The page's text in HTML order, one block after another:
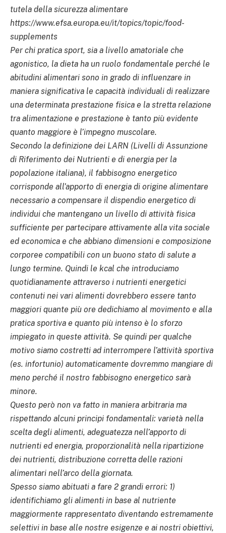
tutela della sicurezza alimentare
https://www.efsa.europa.eu/it/topics/topic/food-
supplements
Per chi pratica sport, sia a livello amatoriale che
agonistico, la dieta ha un ruolo fondamentale perché le
abitudini alimentari sono in grado di influenzare in
maniera significativa le capacità individuali di realizzare
una determinata prestazione fisica e la stretta relazione
tra alimentazione e prestazione è tanto più evidente
quanto maggiore è l’impegno muscolare.
Secondo la definizione dei LARN (Livelli di Assunzione
di Riferimento dei Nutrienti e di energia per la
popolazione italiana), il fabbisogno energetico
corrisponde all’apporto di energia di origine alimentare
necessario a compensare il dispendio energetico di
individui che mantengano un livello di attività fisica
sufficiente per partecipare attivamente alla vita sociale
ed economica e che abbiano dimensioni e composizione
corporee compatibili con un buono stato di salute a
lungo termine. Quindi le kcal che introduciamo
quotidianamente attraverso i nutrienti energetici
contenuti nei vari alimenti dovrebbero essere tanto
maggiori quante più ore dedichiamo al movimento e alla
pratica sportiva e quanto più intenso è lo sforzo
impiegato in queste attività. Se quindi per qualche
motivo siamo costretti ad interrompere l’attività sportiva
(es. infortunio) automaticamente dovremmo mangiare di
meno perché il nostro fabbisogno energetico sarà
minore.
Questo però non va fatto in maniera arbitraria ma
rispettando alcuni principi fondamentali: varietà nella
scelta degli alimenti, adeguatezza nell’apporto di
nutrienti ed energia, proporzionalità nella ripartizione
dei nutrienti, distribuzione corretta delle razioni
alimentari nell’arco della giornata.
Spesso siamo abituati a fare 2 grandi errori: 1)
identifichiamo gli alimenti in base al nutriente
maggiormente rappresentato diventando estremamente
selettivi in base alle nostre esigenze e ai nostri obiettivi,